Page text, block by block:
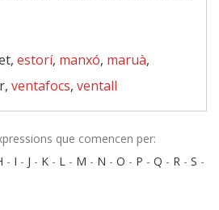
estorí, manxó, maruà,
ventafocs, ventall
que comencen per:
- I - J - K - L - M - N - O - P - Q - R - S -